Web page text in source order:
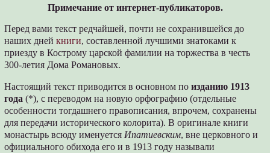
Примечание от интернет-публикаторов.
Перед вами текст редчайшей, почти не сохранившейся до
наших днейкниги, составленной лучшими знатоками к
приезду в Кострому царской фамилии на торжества в честь
300-летия Дома Романовых.
Настоящий текст приводится в основном поизданию 1913
года (*), с переводом на новую орфографию (отдельные
особенности тогдашнего правописания, впрочем, сохранены
для передачи исторического колорита). В оригинале книги
монастырь всюду именуетсяИпатиевским, вне церковного и
официального обихода его и в 1913 году называли